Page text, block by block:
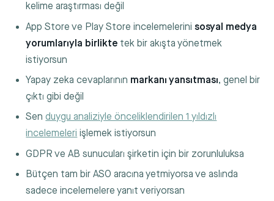
kelime araştırması değil
App Store ve Play Store incelemelerinisosyal medya
yorumlarıyla birlikte tek bir akışta yönetmek
istiyorsun
Yapay zeka cevaplarının markanı yansıtması, genel bir
çıktı gibi değil
Senduygu analiziyle önceliklendirilen 1 yıldızlı
incelemeleri işlemek istiyorsun
GDPR ve AB sunucuları şirketin için bir zorunluluksa
Bütçen tam bir ASO aracına yetmiyorsa ve aslında
sadece incelemelere yanıt veriyorsan